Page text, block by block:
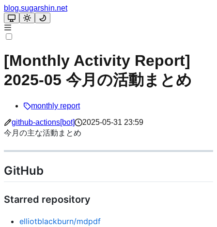
blog.sugarshin.net
[Monthly Activity Report]
2025-05 今月の活動まとめ
monthly report
github-actions[bot]
2025-05-31 23:59
今月の主な活動まとめ
GitHub
Starred repository
elliotblackburn/mdpdf